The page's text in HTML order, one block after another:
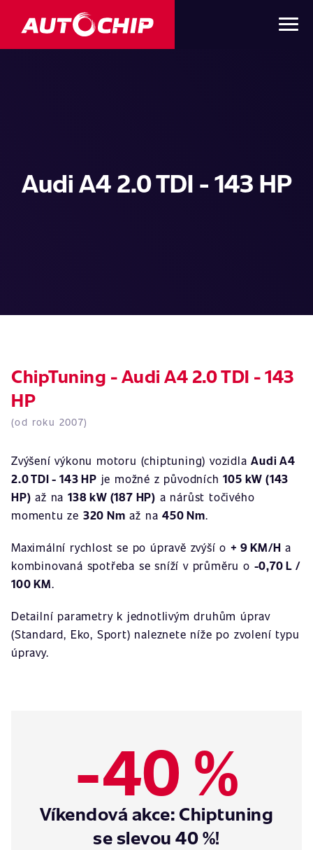
Audi A4 2.0 TDI - 143 HP
ChipTuning - Audi A4 2.0 TDI - 143
HP
(od roku 2007)
Zvýšení výkonu motoru (chiptuning) vozidlaAudi A4
2.0 TDI - 143 HP je možné z původních105 kW (143
HP) až na138 kW (187 HP) a nárůst točivého
momentu ze 320 Nm až na450 Nm.
Maximální rychlost se po úpravě zvýší o + 9 KM/H a
kombinovaná spotřeba se sníží v průměru o -0,70 L /
100 KM.
Detailní parametry k jednotlivým druhům úprav
(Standard, Eko, Sport) naleznete níže po zvolení typu
úpravy.
-40 %
Víkendová akce: Chiptuning
se slevou 40 %!